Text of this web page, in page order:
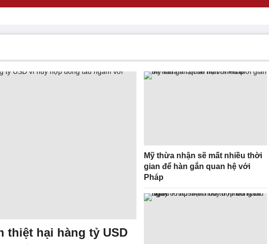
thiệt hại hàng tỷ USD
Mỹ thừa nhận sẽ mất nhiều thời
gian để hàn gắn quan hệ với
Pháp